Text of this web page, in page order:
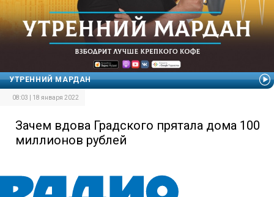
УТРЕННИЙ МАРДАН
08:03 | 18 января 2022
Зачем вдова Градского прятала дома 100
миллионов рублей